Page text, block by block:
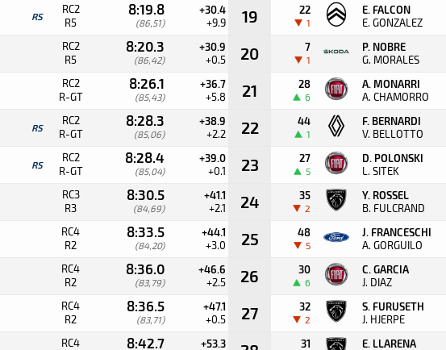
RS
RC2
R5
8:19.8
(86,51)
+30.4
+9.9 19 22
1
E. FALCON
E. GONZALEZ
RC2
R5
8:20.3
(86,42)
+30.9
+0.5 20 7
1
P. NOBRE
G. MORALES
RC2
R-GT
8:26.1
(85,43)
+36.7
+5.8 21 28
6
A. MONARRI
A. CHAMORRO
RS
RC2
R-GT
8:28.3
(85,06)
+38.9
+2.2 22 44
1
F. BERNARDI
V. BELLOTTO
RS
RC2
R-GT
8:28.4
(85,04)
+39.0
+0.1 23 27
5
D. POLONSKI
L. SITEK
RC3
R3
8:30.5
(84,69)
+41.1
+2.1 24 35
2
Y. ROSSEL
B. FULCRAND
RC4
R2
8:33.5
(84,20)
+44.1
+3.0 25 48
5
J. FRANCESCHI
A. GORGUILO
RC4
R2
8:36.0
(83,79)
+46.6
+2.5 26 30
6
C. GARCIA
J. DIAZ
RC4
R2
8:36.5
(83,71)
+47.1
+0.5 27 32
2
S. FURUSETH
J. HJERPE
RC4
8:42.7 +53.3 31 E. LLARENA